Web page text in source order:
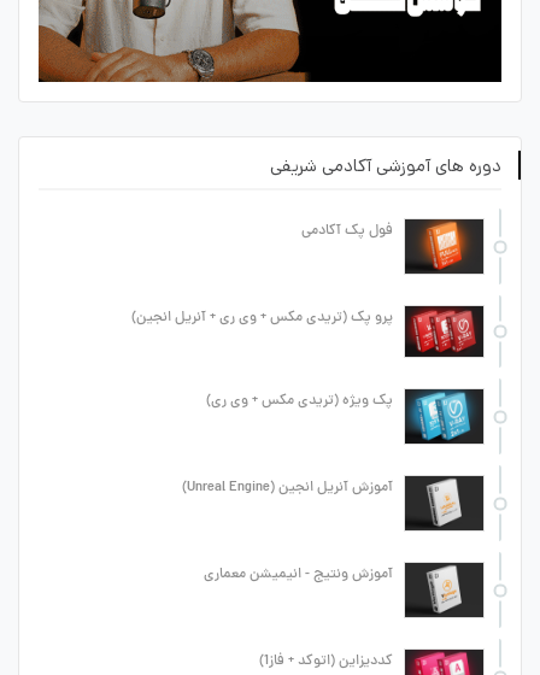
دوره های آموزشی آکادمی شریفی
فول پک آکادمی
پرو پک (تریدی مکس + وی ری + آنریل انجین)
پک ویژه (تریدی مکس + وی ری)
آموزش آنریل انجین (Unreal Engine)
آموزش ونتیج - انیمیشن معماری
کددیزاین (اتوکد + فاز1)